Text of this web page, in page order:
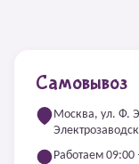
Самовывоз
Москва, ул. Ф.
Работаем 09:00